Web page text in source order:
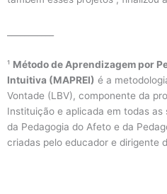
¹ Método de Aprendizagem por
Intuitiva (MAPREI) é a
Vontade (LBV), componente da
Instituição e aplicada em todas as
da Pedagogia do Afeto e da
criadas pelo educador e dirigente